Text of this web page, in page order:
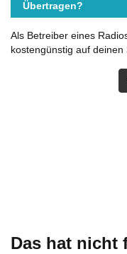
Das hat nicht
Übertragen?
Als Betreiber eines
kostengünstig auf